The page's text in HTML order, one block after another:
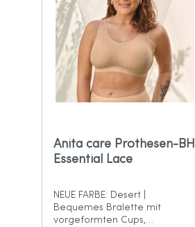
Anita care Prothesen-BH
Essential Lace
NEUE FARBE: Desert |
Bequemes Bralette mit
vorgeformten Cups,